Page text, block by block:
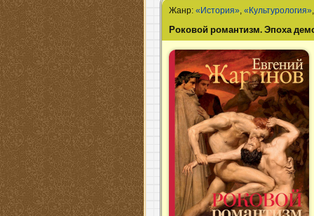
Жанр:«История»,«Культурология»
Роковой романтизм. Эпоха